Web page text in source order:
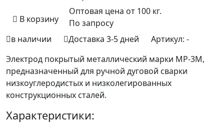
В корзину
Оптовая цена от 100 кг.
По запросу
в наличии
Доставка 3-5 дней Артикул: -
Электрод покрытый металлический марки МР-3М,
предназначенный для ручной дуговой сварки
низкоуглеродистых и низколегированных
конструкционных сталей.
Характеристики: